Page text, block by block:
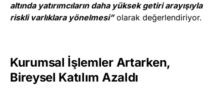
altında yatırımcıların daha yüksek getiri arayışıyla
riskli varlıklara yönelmesi”olarak değerlendiriyor.
Kurumsal İşlemler Artarken,
Bireysel Katılım Azaldı